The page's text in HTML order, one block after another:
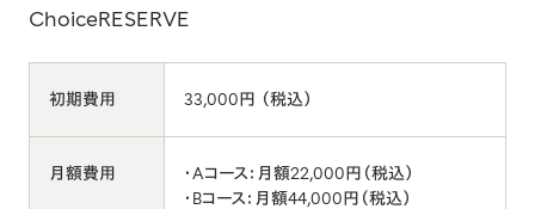
ChoiceRESERVE
初期費用 33,000円 （税込）
月額費用
・Aコース：月額22,000円（税込）
・Bコース：月額44,000円（税込）